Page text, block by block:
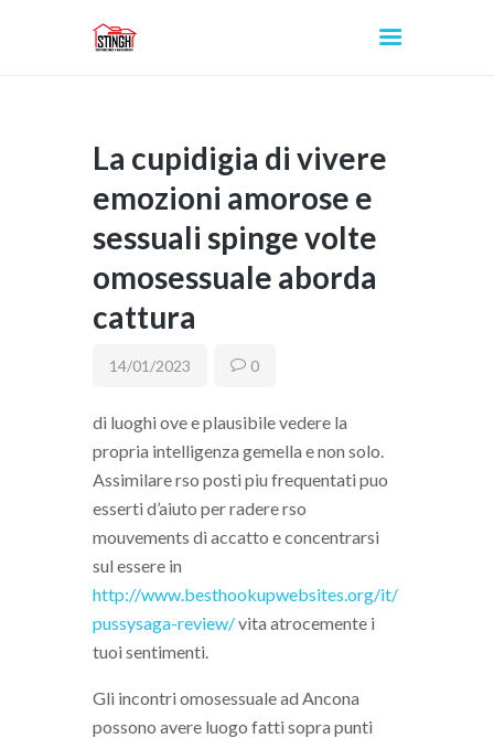
INICIO
La cupidigia di vivere
emozioni amorose e
sessuali spinge volte
omosessuale aborda
cattura
14/01/2023 0
di luoghi ove e plausibile vedere la
propria intelligenza gemella e non solo.
Assimilare rso posti piu frequentati puo
esserti d’aiuto per radere rso
mouvements di accatto e concentrarsi
sul essere in
http://www.besthookupwebsites.org/it/
pussysaga-review/vita atrocemente i
tuoi sentimenti.
Gli incontri omosessuale ad Ancona
possono avere luogo fatti sopra punti